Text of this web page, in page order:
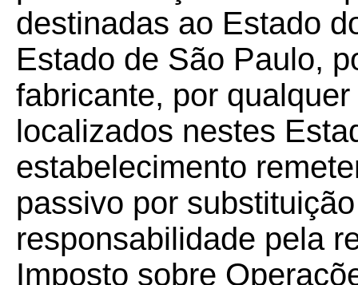
destinadas ao Estado
Estado de São Paulo,
fabricante, por
localizados nestes
estabelecimento
passivo por
responsabilidade pela
Imposto sobre